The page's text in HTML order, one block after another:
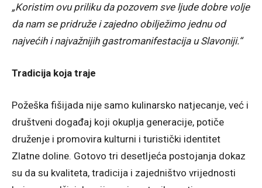
„Koristim ovu priliku da pozovem sve ljude dobre volje
da nam se pridruže i zajedno obilježimo jednu od
najvećih i najvažnijih gastromanifestacija u Slavoniji.“
Tradicija koja traje
Požeška fišijada nije samo kulinarsko natjecanje, već i
društveni događaj koji okuplja generacije, potiče
druženje i promovira kulturni i turistički identitet
Zlatne doline. Gotovo tri desetljeća postojanja dokaz
su da su kvaliteta, tradicija i zajedništvo vrijednosti